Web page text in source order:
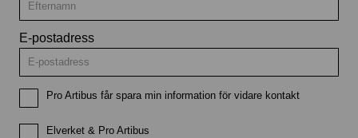
E-postadress
Pro Artibus får spara min information för vidare kontakt
Elverket & Pro Artibus